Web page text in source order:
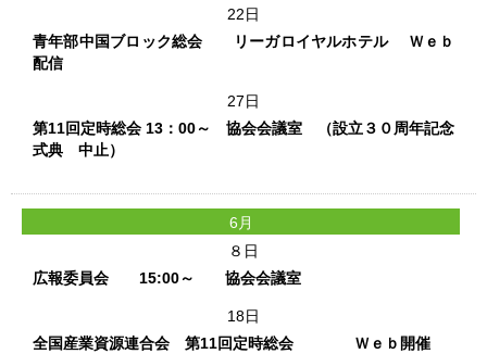
22日
青年部中国ブロック総会 リーガロイヤルホテル Ｗｅｂ
配信
27日
第11回定時総会 13：00～ 協会会議室 （設立３０周年記念
式典 中止）
6月
８日
広報委員会 15:00～ 協会会議室
18日
全国産業資源連合会 第11回定時総会 Ｗｅｂ開催